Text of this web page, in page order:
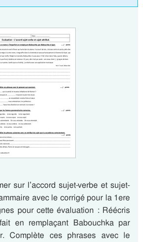
sur l’accord sujet-verbe et sujet-
avec le corrigé pour la 1ere
pour cette évaluation : Réécris
en remplaçant Babouchka par
Complète ces phrases avec le